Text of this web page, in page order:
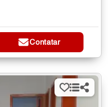
Contatar